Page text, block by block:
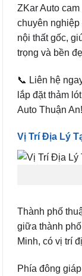
ZKar Auto
chuyên
nội thất gốc,
trọng và bền
📞 Liên hệ
lắp đặt thảm
Auto Thuận An!
Vị Trí Địa Lý
Thành phố
giữa thành
Minh, có vị trí
Phía đông